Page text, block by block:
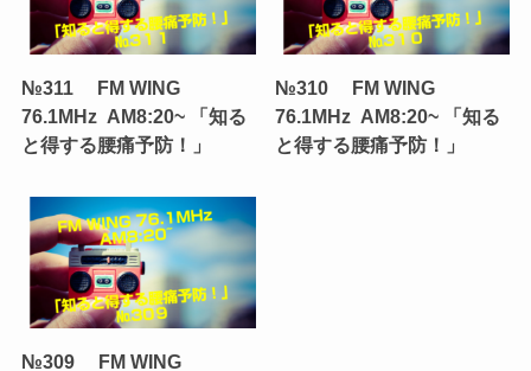
№311 FM WING
76.1MHz AM8:20~ 「知る
と得する腰痛予防！」
№310 FM WING
76.1MHz AM8:20~ 「知る
と得する腰痛予防！」
№309 FM WING